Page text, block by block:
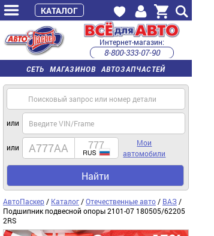
СЕТЬ МАГАЗИНОВ АВТОЗАПЧАСТЕЙ
Интернет-магазин:
8-800-333-07-90
часы работы с 9:00 до 22:00 (пн-пт)
или
или
Мои
автомобили
Найти
АвтоПаскер / Каталог /Отечественные авто / ВАЗ /
Подшипник подвесной опоры 2101-07 180505/62205
2RS
КАТАЛОГ